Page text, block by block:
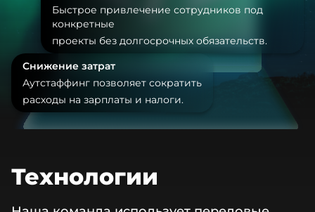
Быстрое привлечение сотрудников под
конкретные
проекты без долгосрочных обязательств.
Снижение затрат
Аутстаффинг позволяет сократить
расходы на зарплаты и налоги.
Технологии